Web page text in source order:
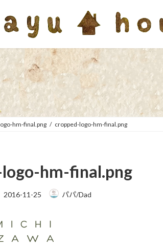
hm-final.png cropped-logo-hm-final.png
hm-final.png
最
時
2016-11-25 パパ/Dad